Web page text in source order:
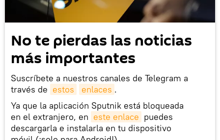
No te pierdas las noticias
más importantes
Suscríbete a nuestros canales de Telegram a
través de estos enlaces .
Ya que la aplicación Sputnik está bloqueada
en el extranjero, en este enlace puedes
descargarla e instalarla en tu dispositivo